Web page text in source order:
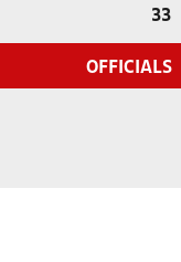
33
OFFICIALS